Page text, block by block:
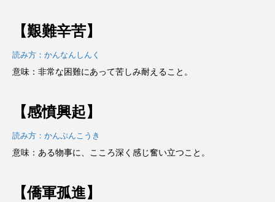
【艱難辛苦】
読み方：かんなんしんく
意味：非常な困難にあって苦しみ耐えること。
【感憤興起】
読み方：かんぷんこうき
意味：ある物事に、こころ深く感じ奮い立つこと。
【僑軍孤進】